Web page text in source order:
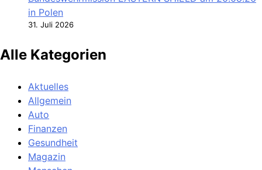
in Polen
31. Juli 2026
Alle Kategorien
Aktuelles
Allgemein
Auto
Finanzen
Gesundheit
Magazin